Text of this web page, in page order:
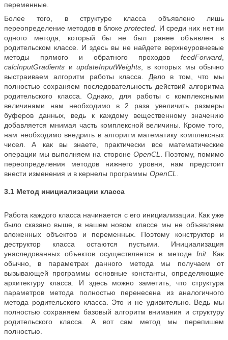
переменные.
Более того, в структуре класса объявлено лишь
переопределение методов в блокеprotected. И среди них нет ни
одного метода, который бы не был ранее объявлен в
родительском классе. И здесь вы не найдете верхнеуровневые
методы прямого и обратного проходов feedForward,
calcInputGradients и updateInputWeights, в которых мы обычно
выстраиваем алгоритм работы класса. Дело в том, что мы
полностью сохраняем последовательность действий алгоритма
родительского класса. Однако, для работы с комплексными
величинами нам необходимо в 2 раза увеличить размеры
буферов данных, ведь к каждому вещественному значению
добавляется мнимая часть комплексной величины. Кроме того,
нам необходимо внедрить в алгоритм математику комплексных
чисел. А как вы знаете, практически все математические
операции мы выполняем на стороне OpenCL. Поэтому, помимо
переопределения методов нижнего уровня, нам предстоит
внести изменения и в кернелы программы OpenCL.
3.1 Метод инициализации класса
Работа каждого класса начинается с его инициализации. Как уже
было сказано выше, в нашем новом классе мы не объявляем
вложенных объектов и переменных. Поэтому конструктор и
деструктор класса остаются пустыми. Инициализация
унаследованных объектов осуществляется в методе Init. Как
обычно, в параметрах данного метода мы получаем от
вызывающей программы основные константы, определяющие
архитектуру класса. И здесь можно заметить, что структура
параметров метода полностью перенесена из аналогичного
метода родительского класса. Это и не удивительно. Ведь мы
полностью сохраняем базовый алгоритм внимания и структуру
родительского класса. А вот сам метод мы перепишем
полностью.